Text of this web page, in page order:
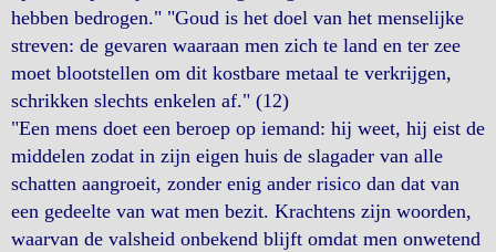
hebben bedrogen." "Goud is het doel van het menselijke
streven: de gevaren waaraan men zich te land en ter zee
moet blootstellen om dit kostbare metaal te verkrijgen,
schrikken slechts enkelen af." (12)
"Een mens doet een beroep op iemand: hij weet, hij eist de
middelen zodat in zijn eigen huis de slagader van alle
schatten aangroeit, zonder enig ander risico dan dat van
een gedeelte van wat men bezit. Krachtens zijn woorden,
waarvan de valsheid onbekend blijft omdat men onwetend